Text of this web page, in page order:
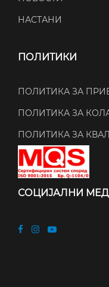
НАСТАНИ
ПОЛИТИКИ
ПОЛИТИКА ЗА
ПОЛИТИКА ЗА
ПОЛИТИКА ЗА
СОЦИЈАЛНИ